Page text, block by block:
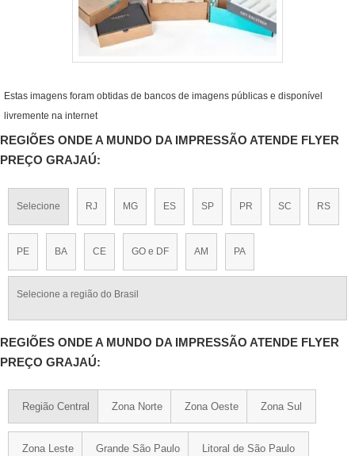
Estas imagens foram obtidas de bancos de imagens públicas e disponível
livremente na internet
REGIÕES ONDE A MUNDO DA IMPRESSÃO ATENDE FLYER
PREÇO GRAJAÚ:
Selecione RJ MG ES SP PR SC RS
PE BA CE GO e DF AM PA
Selecione a região do Brasil
REGIÕES ONDE A MUNDO DA IMPRESSÃO ATENDE FLYER
PREÇO GRAJAÚ:
Região Central Zona Norte Zona Oeste Zona Sul
Zona Leste Grande São Paulo Litoral de São Paulo